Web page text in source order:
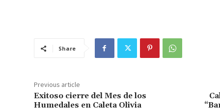
Share
Previous article
Exitoso cierre del Mes de los
Humedales en Caleta Olivia